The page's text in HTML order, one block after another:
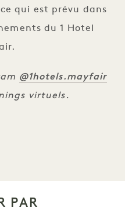
qui est prévu dans
du 1 Hotel
@1hotels.mayfair
virtuels.
PAR